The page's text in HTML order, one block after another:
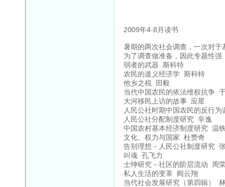
2009年4-8月读书
暑期的两次社会调查，一次对
为了调查做准备，因此专题性强
弱者的武器 斯科特
农民的道义经济学 斯科特
他乡之税 田毅
当代中国农民的依法维权抗争
大河移民上访的故事 应星
人民公社时期中国农民的反行
人民公社分配制度研究 辛逸
中国农村基本经济制度研究 温
文化、权力与国家 杜赞奇
告别理想－人民公社制度研究
叫魂 孔飞力
士绅研究－社区的阶层流动 周
私人生活的变革 阎云翔
当代社会发展研究（第四辑）